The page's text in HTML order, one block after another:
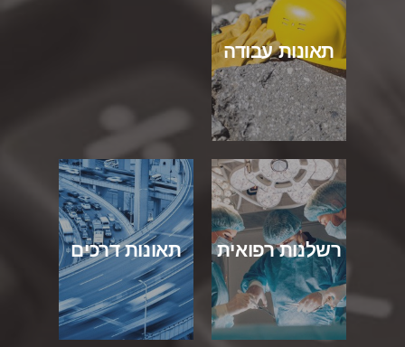
תאונות עבודה
רשלנות רפואית תאונות דרכים